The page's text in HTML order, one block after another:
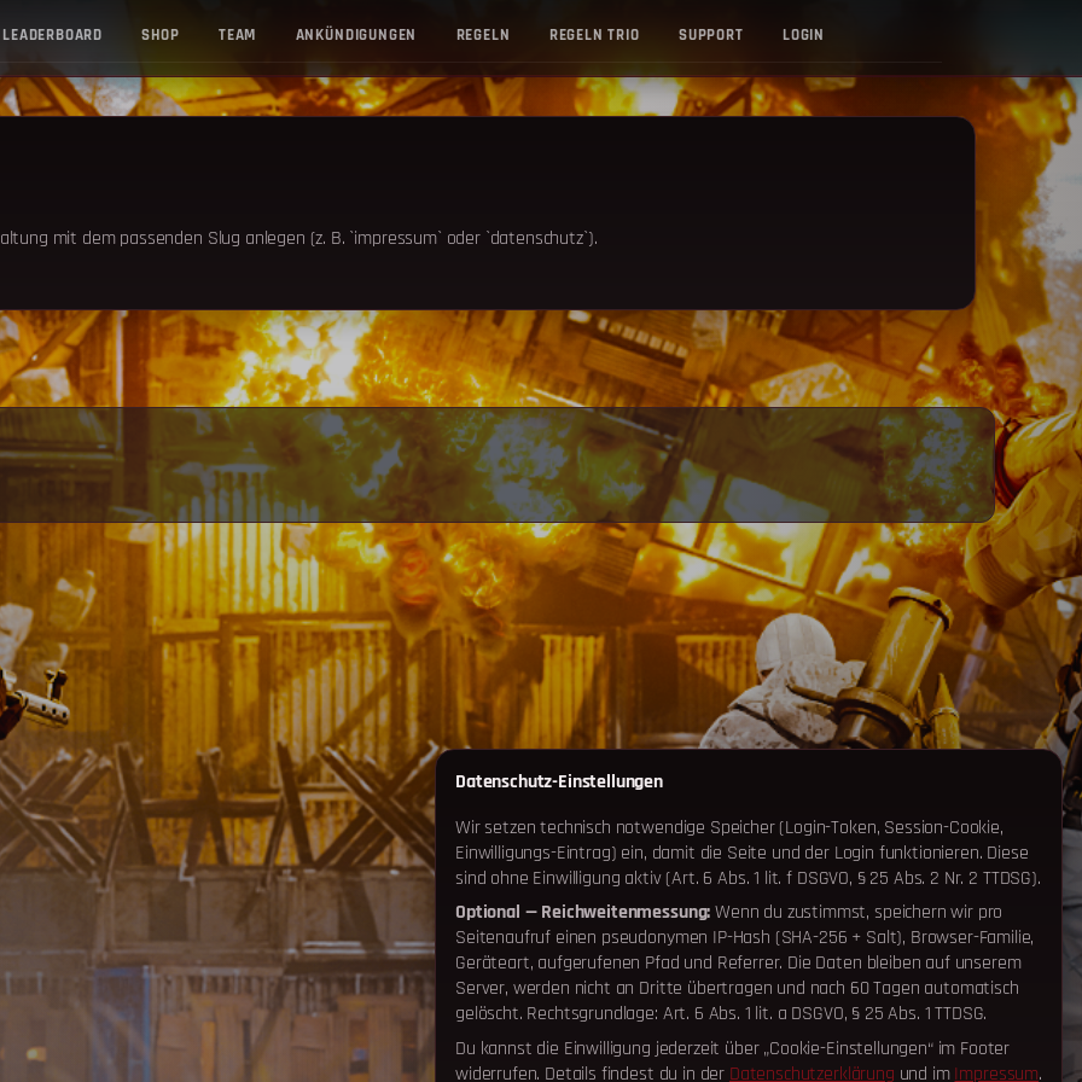
LEADERBOARD SHOP TEAM ANKÜNDIGUNGEN REGELN REGELN TRIO SUPPORT LOGIN
mit dem passenden Slug anlegen (z. B. `impressum` oder `datenschutz`).
Datenschutz-Einstellungen
Wir setzen technisch notwendige Speicher (Login-Token, Session-Cookie,
Einwilligungs-Eintrag) ein, damit die Seite und der Login funktionieren. Diese
sind ohne Einwilligung aktiv (Art. 6 Abs. 1 lit. f DSGVO, § 25 Abs. 2 Nr. 2 TTDSG).
Optional — Reichweitenmessung:Wenn du zustimmst, speichern wir pro
Seitenaufruf einen pseudonymen IP-Hash (SHA-256 + Salt), Browser-Familie,
Geräteart, aufgerufenen Pfad und Referrer. Die Daten bleiben auf unserem
Server, werden nicht an Dritte übertragen und nach 60 Tagen automatisch
gelöscht. Rechtsgrundlage: Art. 6 Abs. 1 lit. a DSGVO, § 25 Abs. 1 TTDSG.
Du kannst die Einwilligung jederzeit über „Cookie-Einstellungen“ im Footer
widerrufen. Details findest du in der Datenschutzerklärung und im Impressum.